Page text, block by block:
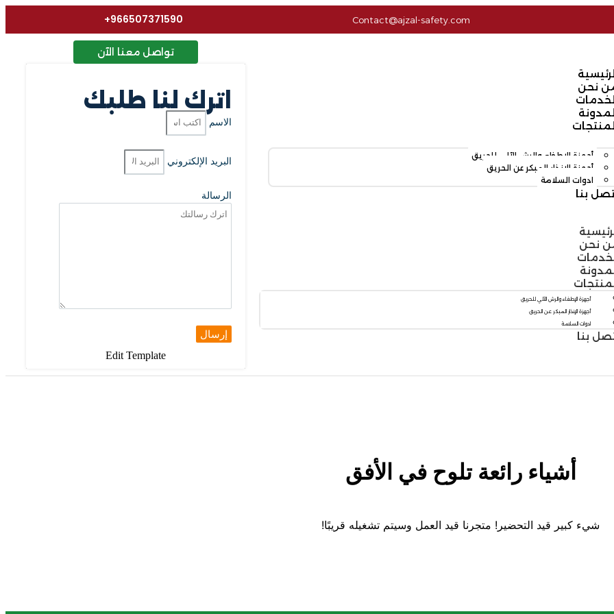
Contact@ajzal-safety.com
966507371590+
نحن
أجهزة الإطفاء والرش الآلي للحريق
أجهزة الإنذار المبكر عن الحريق
ادوات السلامة
بنا
نحن
أجهزة الإطفاء والرش الآلي للحريق
أجهزة الإنذار المبكر عن الحريق
ادوات السلامة
بنا
تواصل معنا الآن
اترك لنا طلبك
الاسم
البريد الإلكتروني
الرسالة
إرسال
Edit Template
أشياء رائعة تلوح في الأفق
شيء كبير قيد التحضير! متجرنا قيد العمل وسيتم تشغيله قريبًا!